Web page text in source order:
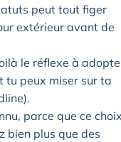
peut tout figer
extérieur avant de
le réflexe à
tu peux miser sur ta
parce que ce choix
bien plus que des